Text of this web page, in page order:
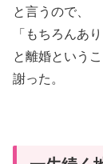
と言うので、
「もちろんあ
と離婚という
謝った。